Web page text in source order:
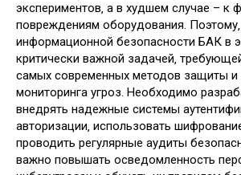
экспериментов‚ а в худшем случае – к
повреждениям оборудования.
информационной безопасности БАК в
критически важной задачей‚
самых современных методов защиты и
мониторинга угроз. Необходимо
внедрять надежные системы
авторизации‚ использовать
проводить регулярные аудиты
важно повышать осведомленность